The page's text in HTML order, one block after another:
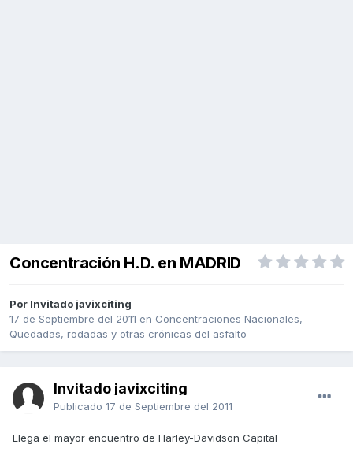
Concentración H.D. en MADRID
Por Invitado javixciting
17 de Septiembre del 2011 en Concentraciones Nacionales,
Quedadas, rodadas y otras crónicas del asfalto
Invitado javixciting
Publicado 17 de Septiembre del 2011
Llega el mayor encuentro de Harley-Davidson Capital